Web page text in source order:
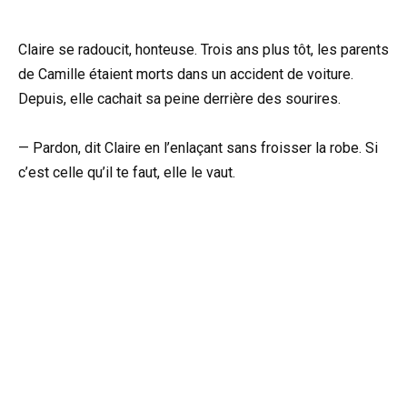
Claire se radoucit, honteuse. Trois ans plus tôt, les parents
de Camille étaient morts dans un accident de voiture.
Depuis, elle cachait sa peine derrière des sourires.
— Pardon, dit Claire en l’enlaçant sans froisser la robe. Si
c’est celle qu’il te faut, elle le vaut.